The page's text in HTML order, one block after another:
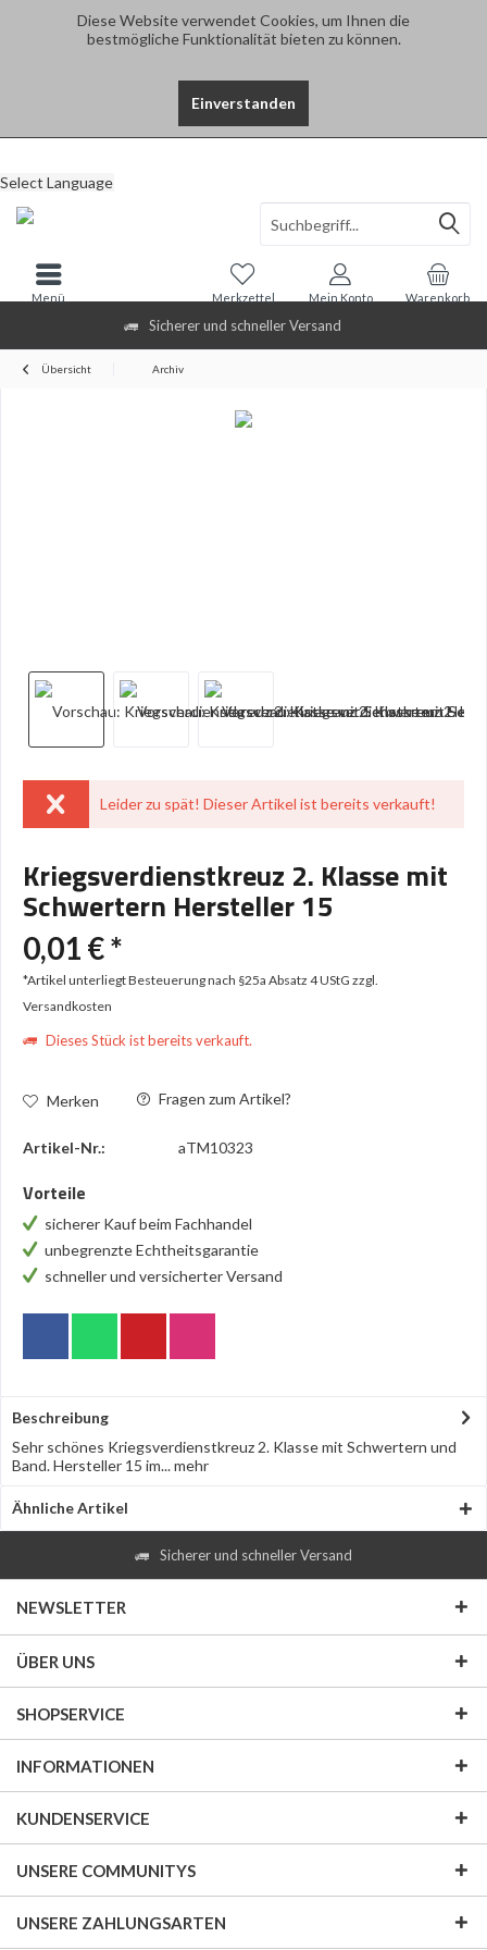
Diese Website verwendet Cookies, um Ihnen die
bestmögliche Funktionalität bieten zu können.
Einverstanden
Sicherer und schneller Versand
Select Language
Warenkorb
Merkzettel Mein Konto
Menü
Übersicht Archiv
Leider zu spät! Dieser Artikel ist bereits verkauft!
Kriegsverdienstkreuz 2. Klasse mit
Schwertern Hersteller 15
0,01 € *
*Artikel unterliegt Besteuerung nach §25a Absatz 4 UStG zzgl.
Versandkosten
Dieses Stück ist bereits verkauft.
Merken Fragen zum Artikel?
Artikel-Nr.: aTM10323
Vorteile
sicherer Kauf beim Fachhandel
unbegrenzte Echtheitsgarantie
schneller und versicherter Versand
Beschreibung
Sehr schönes Kriegsverdienstkreuz 2. Klasse mit Schwertern und
Band. Hersteller 15 im...mehr
Ähnliche Artikel
Sicherer und schneller Versand
NEWSLETTER
ÜBER UNS
SHOPSERVICE
INFORMATIONEN
KUNDENSERVICE
UNSERE COMMUNITYS
UNSERE ZAHLUNGSARTEN